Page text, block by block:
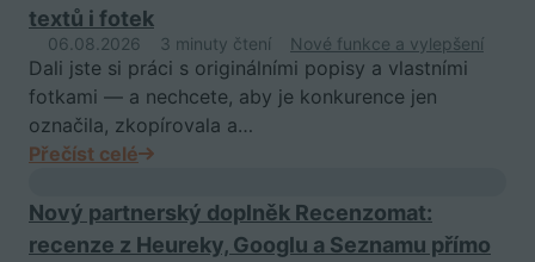
textů i fotek
06.08.2026 3 minuty čtení Nové funkce a vylepšení
Dali jste si práci s originálními popisy a vlastními
fotkami — a nechcete, aby je konkurence jen
označila, zkopírovala a…
Přečíst celé
Nový partnerský doplněk Recenzomat:
recenze z Heureky, Googlu a Seznamu přímo